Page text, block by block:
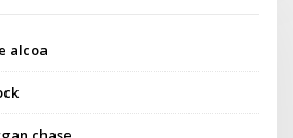
alcoa